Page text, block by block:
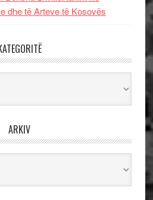
dhe të Arteve të Kosovës
ARKIV